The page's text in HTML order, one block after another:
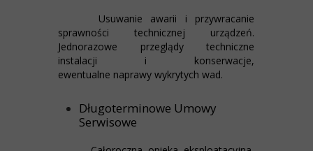
Usuwanie awarii i przywracanie
sprawności technicznej urządzeń.
Jednorazowe przeglądy techniczne
instalacji i konserwacje,
ewentualne naprawy wykrytych wad.
Długoterminowe Umowy
Serwisowe